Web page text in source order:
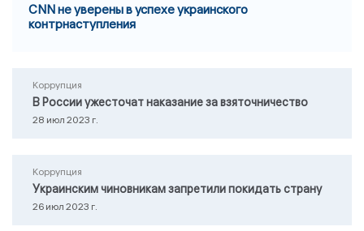
CNN не уверены в успехе украинского
контрнаступления
Коррупция
В России ужесточат наказание за взяточничество
28 июл 2023 г.
Коррупция
Украинским чиновникам запретили покидать страну
26 июл 2023 г.